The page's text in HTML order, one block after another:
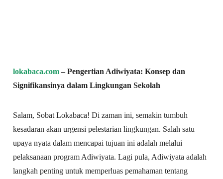
lokabaca.com– Pengertian Adiwiyata: Konsep dan
Signifikansinya dalam Lingkungan Sekolah
Salam, Sobat Lokabaca! Di zaman ini, semakin tumbuh
kesadaran akan urgensi pelestarian lingkungan. Salah satu
upaya nyata dalam mencapai tujuan ini adalah melalui
pelaksanaan program Adiwiyata. Lagi pula, Adiwiyata adalah
langkah penting untuk memperluas pemahaman tentang